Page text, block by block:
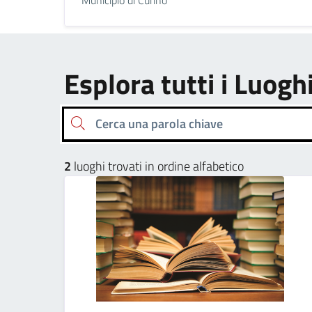
Esplora tutti i
Cerca una parola chiave
2 luoghi trovati in ordine alfabetico